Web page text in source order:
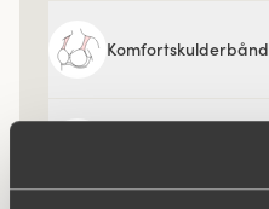
Komfortskulderbånd